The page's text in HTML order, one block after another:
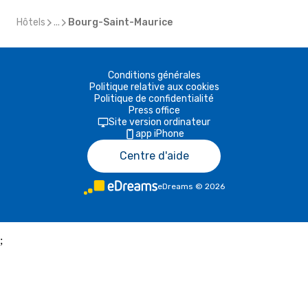
Hôtels ... Bourg-Saint-Maurice
Conditions générales
Politique relative aux cookies
Politique de confidentialité
Press office
Site version ordinateur
app iPhone
Centre d'aide
eDreams © 2026
;